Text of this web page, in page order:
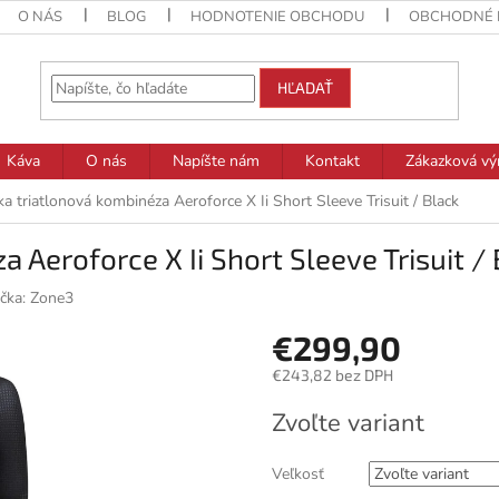
O NÁS BLOG HODNOTENIE OBCHODU OBCHODNÉ
HĽADAŤ
Káva O nás Napíšte nám Kontakt
Zákazková
triatlonová kombinéza Aeroforce X Ii Short Sleeve Trisuit / Black
Aeroforce X Ii Short Sleeve Trisuit /
Zone3
€299,90
€243,82 bez DPH
cena:
Zvoľte variant
Veľkosť